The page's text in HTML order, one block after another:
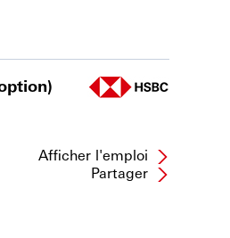
Afficher l'emploi
Partager